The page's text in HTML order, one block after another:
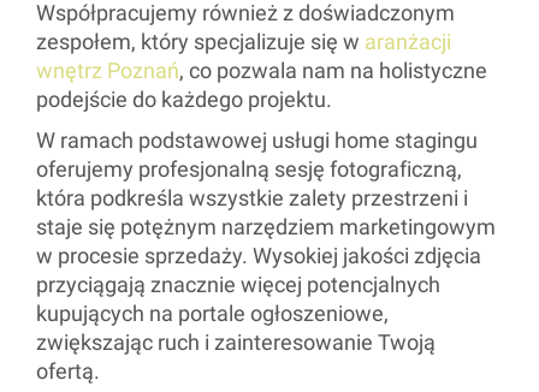
Współpracujemy również z doświadczonym
zespołem, który specjalizuje się w aranżacji
wnętrz Poznań, co pozwala nam na holistyczne
podejście do każdego projektu.
W ramach podstawowej usługi home stagingu
oferujemy profesjonalną sesję fotograficzną,
która podkreśla wszystkie zalety przestrzeni i
staje się potężnym narzędziem marketingowym
w procesie sprzedaży. Wysokiej jakości zdjęcia
przyciągają znacznie więcej potencjalnych
kupujących na portale ogłoszeniowe,
zwiększając ruch i zainteresowanie Twoją
ofertą.